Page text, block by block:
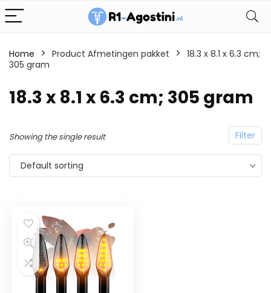
Home Product Afmetingen pakket
18.3 x 8.1 x 6.3 cm;
305 gram
18.3 x 8.1 x 6.3 cm; 305 gram
Filter
Showing the single result
Default sorting